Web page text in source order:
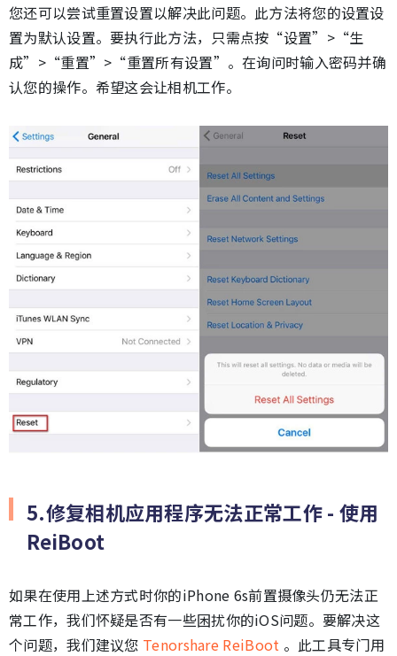
您还可以尝试重置设置以解决此问题。此方法将您的设置设
置为默认设置。要执行此方法，只需点按“设置”>“生
成”>“重置”>“重置所有设置”。在询问时输入密码并确
认您的操作。希望这会让相机工作。
5.修复相机应用程序无法正常工作 - 使用
ReiBoot
如果在使用上述方式时你的iPhone 6s前置摄像头仍无法正
常工作，我们怀疑是否有一些困扰你的iOS问题。要解决这
个问题，我们建议您 Tenorshare ReiBoot 。此工具专门用